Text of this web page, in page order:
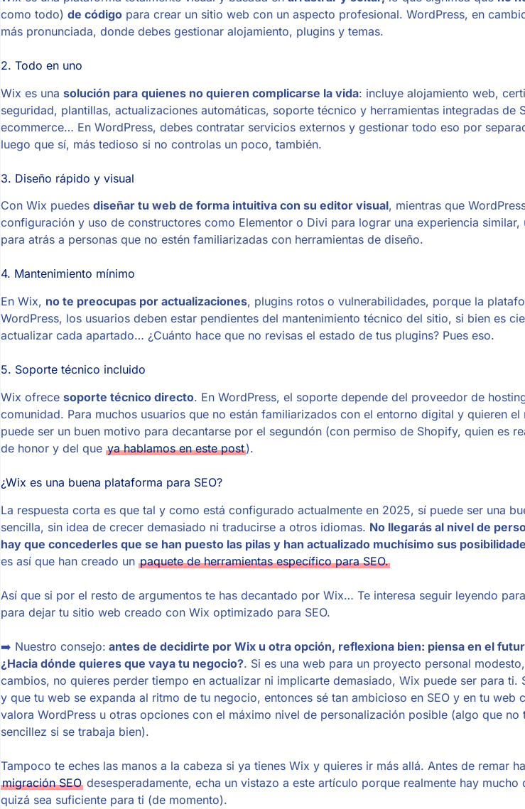
como todo) de código para crear un sitio web con un aspecto profesional. WordPress, en
más pronunciada, donde debes gestionar alojamiento, plugins y temas.
2. Todo en uno
Wix es una solución para quienes no quieren complicarse la vida: incluye alojamiento web,
seguridad, plantillas, actualizaciones automáticas, soporte técnico y herramientas integradas de
ecommerce… En WordPress, debes contratar servicios externos y gestionar todo eso por
luego que sí, más tedioso si no controlas un poco, también.
3. Diseño rápido y visual
Con Wix puedes diseñar tu web de forma intuitiva con su editor visual, mientras que
configuración y uso de constructores como Elementor o Divi para lograr una experiencia similar,
para atrás a personas que no estén familiarizadas con herramientas de diseño.
4. Mantenimiento mínimo
En Wix, no te preocupas por actualizaciones, plugins rotos o vulnerabilidades, porque la
WordPress, los usuarios deben estar pendientes del mantenimiento técnico del sitio, si bien es
actualizar cada apartado… ¿Cuánto hace que no revisas el estado de tus plugins? Pues eso.
5. Soporte técnico incluido
Wix ofrece soporte técnico directo. En WordPress, el soporte depende del proveedor de
comunidad. Para muchos usuarios que no están familiarizados con el entorno digital y quieren
puede ser un buen motivo para decantarse por el segundón (con permiso de Shopify, quien es
de honor y del que ya hablamos en este post).
¿Wix es una buena plataforma para SEO?
La respuesta corta es que tal y como está configurado actualmente en 2025, sí puede ser una
sencilla, sin idea de crecer demasiado ni traducirse a otros idiomas. No llegarás al nivel de
hay que concederles que se han puesto las pilas y han actualizado muchísimo sus
es así que han creado un paquete de herramientas específico para SEO.
Así que si por el resto de argumentos te has decantado por Wix… Te interesa seguir leyendo
para dejar tu sitio web creado con Wix optimizado para SEO.
➡️ Nuestro consejo: antes de decidirte por Wix u otra opción, reflexiona bien: piensa en el
¿Hacia dónde quieres que vaya tu negocio?. Si es una web para un proyecto personal
cambios, no quieres perder tiempo en actualizar ni implicarte demasiado, Wix puede ser para ti.
y que tu web se expanda al ritmo de tu negocio, entonces sé tan ambicioso en SEO y en tu web
valora WordPress u otras opciones con el máximo nivel de personalización posible (algo que
sencillez si se trabaja bien).
Tampoco te eches las manos a la cabeza si ya tienes Wix y quieres ir más allá. Antes de remar
migración SEO desesperadamente, echa un vistazo a este artículo porque realmente hay mucho
quizá sea suficiente para ti (de momento).